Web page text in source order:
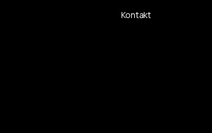
Kontakt